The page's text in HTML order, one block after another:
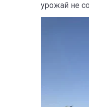
урожай не